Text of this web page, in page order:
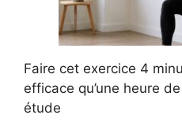
Faire cet exercice 4
efficace qu’une heure
étude